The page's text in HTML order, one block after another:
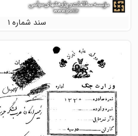
سند شماره ۱